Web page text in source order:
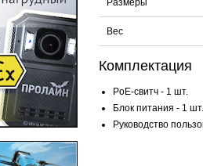
Вес
Комплектация
PoE-свитч - 1 шт.
Блок питания - 1 шт.
Руководство